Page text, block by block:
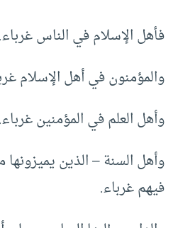
فأهل الإسلام في الناس غرباء.
والمؤمنون في أهل الإسلام
وأهل العلم في المؤمنين غرباء.
وأهل السنة – الذين يميزونها
فيهم غرباء.